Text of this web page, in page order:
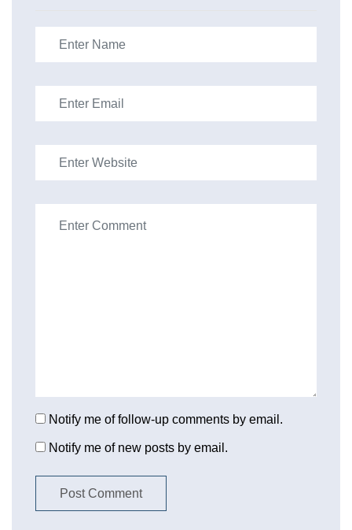
Notify me of follow-up comments by email.
Notify me of new posts by email.